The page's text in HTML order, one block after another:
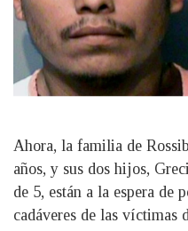
Ahora, la familia de
años, y sus dos hijos,
de 5, están a la espera de
cadáveres de las víctimas